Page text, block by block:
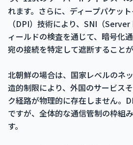
れます。さらに、ディープパケッ
（DPI）技術により、SNI（
ィールドの検査を通じて、暗号化
宛の接続を特定して遮断すること
北朝鮮の場合は、国家レベルのネ
造的制限により、外国のサービス
ク経路が物理的に存在しません。
ですが、全体的な通信管制の枠組
す。